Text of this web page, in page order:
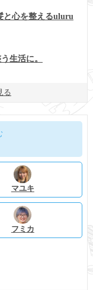
と心を整えるuluru
生活に。
る
マユキ
フミカ